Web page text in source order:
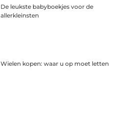
De leukste babyboekjes voor de
allerkleinsten
Wielen kopen: waar u op moet letten